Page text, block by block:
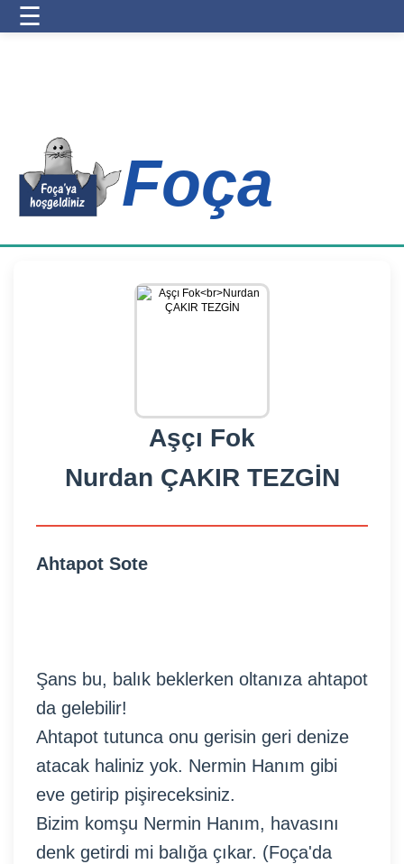
☰
Foça
Aşçı Fok
Nurdan ÇAKIR TEZGİN
Ahtapot Sote
Şans bu, balık beklerken oltanıza ahtapot
da gelebilir!
Ahtapot tutunca onu gerisin geri denize
atacak haliniz yok. Nermin Hanım gibi
eve getirip pişireceksiniz.
Bizim komşu Nermin Hanım, havasını
denk getirdi mi balığa çıkar. (Foça'da